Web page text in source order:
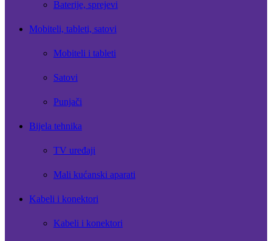
Baterije, sprejevi
Mobiteli, tableti, satovi
Mobiteli i tableti
Satovi
Punjači
Bijela tehnika
TV uređaji
Mali kućanski aparati
Kabeli i konektori
Kabeli i konektori